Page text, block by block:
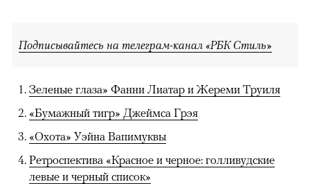
Подписывайтесь на телеграм-канал «РБК Стиль»
Зеленые глаза» Фанни Лиатар и Жереми Труиля
«Бумажный тигр» Джеймса Грэя
«Охота» Уэйна Вапимуквы
Ретроспектива «Красное и черное: голливудские
левые и черный список»